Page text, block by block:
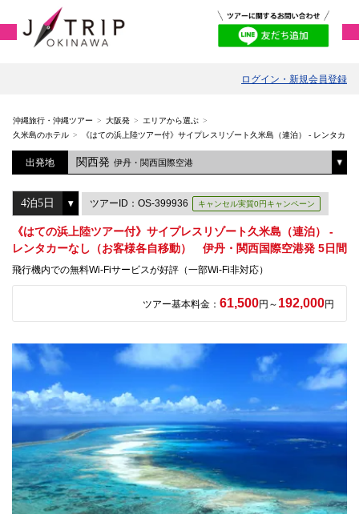
ログイン・新規会員登録
沖縄旅行・沖縄ツアー 大阪発
エリアから選ぶ
久米島のホテル
《はての浜上陸ツアー付》サイプレスリゾート久米島（連泊） - レンタカ
出発地 関西発 伊丹・関西国際空港
ツアーID：OS-399936 キャンセル実質0円キャンペーン
《はての浜上陸ツアー付》サイプレスリゾート久米島（連泊） -
レンタカーなし（お客様各自移動） 伊丹・関西国際空港発 5日間
飛行機内での無料Wi-Fiサービスが好評（一部Wi-Fi非対応）
ツアー基本料金： 61,500円～ 192,000円